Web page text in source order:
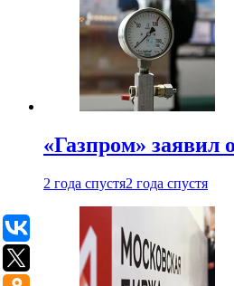
«Газпром» заявил
2 года спустя2 года спустя